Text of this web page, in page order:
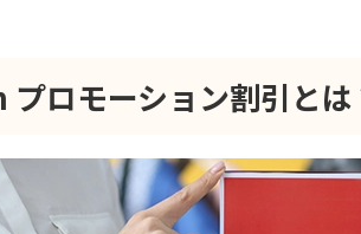
ロモーション割引とは